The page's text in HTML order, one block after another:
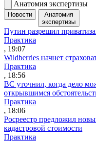
Анатомия экспертизы
Новости
Анатомия
экспертизы
Путин разрешил
Практика
, 19:07
Wildberries начнет
Практика
, 18:56
ВС уточнил, когда дело
открывшимся
Практика
, 18:06
Росреестр предложил
кадастровой стоимости
Практика